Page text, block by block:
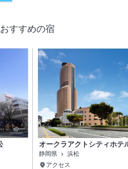
すすめの宿
オークラアクトシティホテ
静岡県
浜松
アクセス